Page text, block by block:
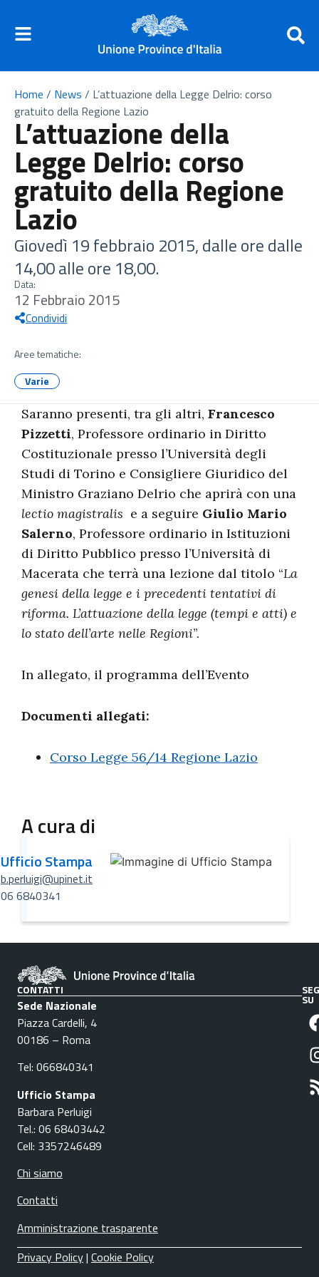
Home / News / L’attuazione della Legge Delrio: corso
gratuito della Regione Lazio
L’attuazione della
Legge Delrio: corso
gratuito della Regione
Lazio
Giovedì 19 febbraio 2015, dalle ore dalle
14,00 alle ore 18,00.
Data:
12 Febbraio 2015
Condividi
Aree tematiche:
Varie
Saranno presenti, tra gli altri, Francesco
Pizzetti, Professore ordinario in Diritto
Costituzionale presso l’Università degli
Studi di Torino e Consigliere Giuridico del
Ministro Graziano Delrio che aprirà con una
lectio magistralis e a seguire Giulio Mario
Salerno, Professore ordinario in Istituzioni
di Diritto Pubblico presso l’Università di
Macerata che terrà una lezione dal titolo “La
genesi della legge e i precedenti tentativi di
riforma. L’attuazione della legge (tempi e atti) e
lo stato dell’arte nelle Regioni”.
In allegato, il programma dell’Evento
Documenti allegati:
Corso Legge 56/14 Regione Lazio
A cura di
Ufficio Stampa
b.perluigi@upinet.it
06 6840341
CONTATTI
Sede Nazionale
Piazza Cardelli, 4
00186 – Roma
Tel: 066840341
Ufficio Stampa
Barbara Perluigi
Tel.: 06 68403442
Cell: 3357246489
Chi siamo
Contatti
Amministrazione trasparente
SU
Privacy Policy| Cookie Policy